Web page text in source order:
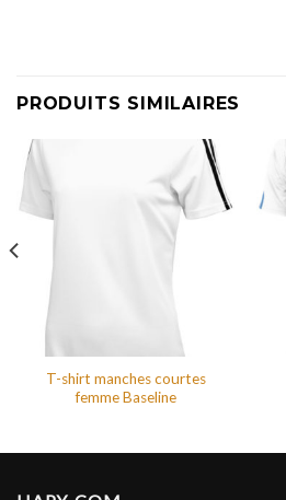
PRODUITS SIMILAIRES
T-shirt manches courtes
femme Baseline